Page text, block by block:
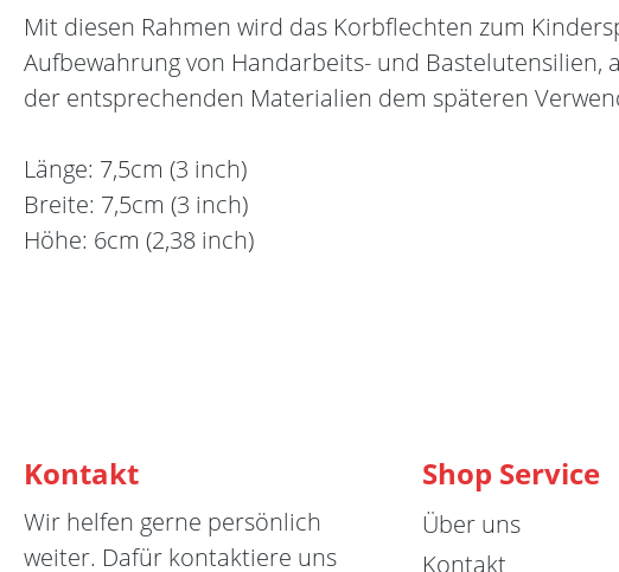
Mit diesen Rahmen wird das Korbflechten zum
Aufbewahrung von Handarbeits- und Bastelutensilien,
der entsprechenden Materialien dem späteren
Länge: 7,5cm (3 inch)
Breite: 7,5cm (3 inch)
Höhe: 6cm (2,38 inch)
Kontakt
Wir helfen gerne persönlich
weiter. Dafür kontaktiere uns
Shop Service
Über uns
Kontakt